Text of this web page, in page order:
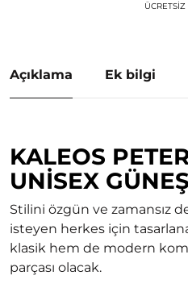
ÜCRETSIZ
Açıklama Ek bilgi
KALEOS
UNISEX
Stilini özgün ve zamansız
isteyen herkes için
klasik hem de modern
parçası olacak.